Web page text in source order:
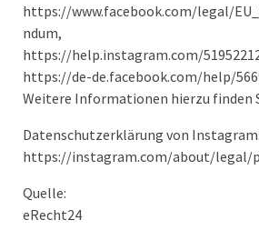
https://www.facebook.com/legal/
ndum,
https://help.instagram.com/
https://de-de.facebook.com/help/
Weitere Informationen hierzu finden
Datenschutzerklärung von Instagram:
https://instagram.com/about/legal/
Quelle:
eRecht24